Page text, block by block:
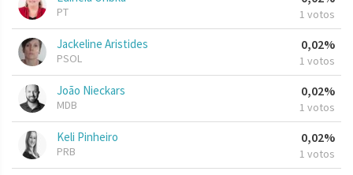
PT 1 votos
Jackeline Aristides
PSOL
0,02%
1 votos
João Nieckars
MDB
0,02%
1 votos
Keli Pinheiro
PRB
0,02%
1 votos